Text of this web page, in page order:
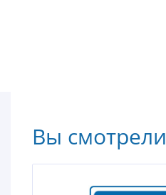
Вы смотрели